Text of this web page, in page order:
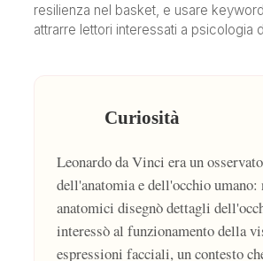
resilienza nel basket, e usare
attrarre lettori interessati a psicologia
Curiosità
Leonardo da Vinci era un
dell'anatomia e dell'occhio
anatomici disegnò dettagli
interessò al funzionamento della
espressioni facciali, un contesto